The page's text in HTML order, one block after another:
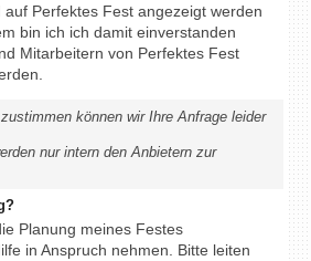
Perfektes Fest angezeigt werden
bin ich ich damit einverstanden
Mitarbeitern von Perfektes Fest
können wir Ihre Anfrage leider
nur intern den Anbietern zur
Planung meines Festes
in Anspruch nehmen. Bitte leiten